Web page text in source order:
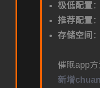
​极低配置​
​推荐配置​
​存储空间​
催眠app方
新增